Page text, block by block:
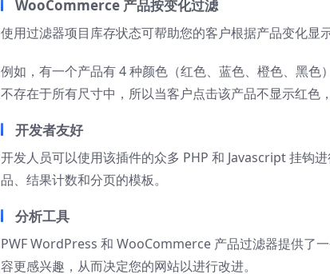
WooCommerce 产品按变化过滤
使用过滤器项目库存状态可帮助您的客户根据产品变化显
例如，有一个产品有 4 种颜色（红色、蓝色、橙色、黑色
不存在于所有尺寸中，所以当客户点击该产品不显示红色
开发者友好
开发人员可以使用该插件的众多 PHP 和 Javascript 挂钩
品、结果计数和分页的模板。
分析工具
PWF WordPress 和 WooCommerce 产品过滤器提供了
容更感兴趣，从而决定您的网站以进行改进。